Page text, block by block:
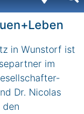
in Wunstorf ist
im
Dr. Nicolas